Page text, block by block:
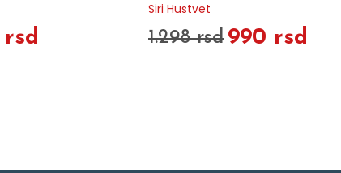
rsd
Siri Hustvet
1.298 rsd 990 rsd